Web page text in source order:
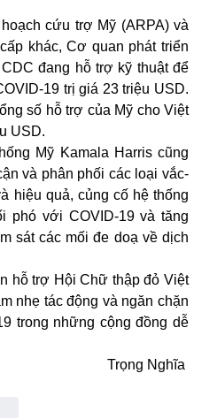
cứu trợ Mỹ (ARPA) và
khác, Cơ quan phát triển
đang hỗ trợ kỹ thuật để
19 trị giá 23 triệu USD.
số hỗ trợ của Mỹ cho Việt
USD.
Mỹ Kamala Harriscũng
và phân phối các loại vắc-
hiệu quả, củng cố hệ thống
phó với COVID-19 và tăng
sát các mối đe doạ về dịch
hỗ trợ Hội Chữ thập đỏ Việt
nhẹ tác động và ngăn chặn
trong những cộng đồng dễ
Trọng Nghĩa